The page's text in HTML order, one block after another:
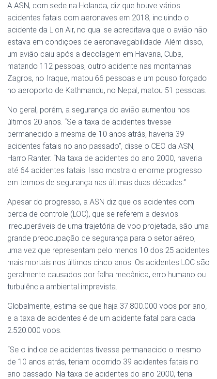
A ASN, com sede na Holanda, diz que houve vários
acidentes fatais com aeronaves em 2018, incluindo o
acidente da Lion Air, no qual se acreditava que o avião não
estava em condições de aeronavegabilidade. Além disso,
um avião caiu após a decolagem em Havana, Cuba,
matando 112 pessoas, outro acidente nas montanhas
Zagros, no Iraque, matou 66 pessoas e um pouso forçado
no aeroporto de Kathmandu, no Nepal, matou 51 pessoas.
No geral, porém, a segurança do avião aumentou nos
últimos 20 anos. “Se a taxa de acidentes tivesse
permanecido a mesma de 10 anos atrás, haveria 39
acidentes fatais no ano passado”, disse o CEO da ASN,
Harro Ranter. “Na taxa de acidentes do ano 2000, haveria
até 64 acidentes fatais. Isso mostra o enorme progresso
em termos de segurança nas últimas duas décadas.”
Apesar do progresso, a ASN diz que os acidentes com
perda de controle (LOC), que se referem a desvios
irrecuperáveis ​​de uma trajetória de voo projetada, são uma
grande preocupação de segurança para o setor aéreo,
uma vez que representam pelo menos 10 dos 25 acidentes
mais mortais nos últimos cinco anos. Os acidentes LOC são
geralmente causados ​​por falha mecânica, erro humano ou
turbulência ambiental imprevista.
Globalmente, estima-se que haja 37.800.000 voos por ano,
e a taxa de acidentes é de um acidente fatal para cada
2.520.000 voos.
“Se o índice de acidentes tivesse permanecido o mesmo
de 10 anos atrás, teriam ocorrido 39 acidentes fatais no
ano passado. Na taxa de acidentes do ano 2000, teria